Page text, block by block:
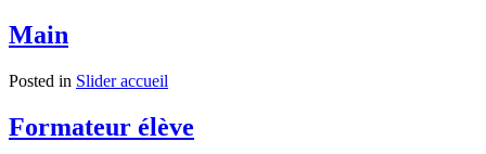
Main
Posted in Slider accueil
Formateur élève